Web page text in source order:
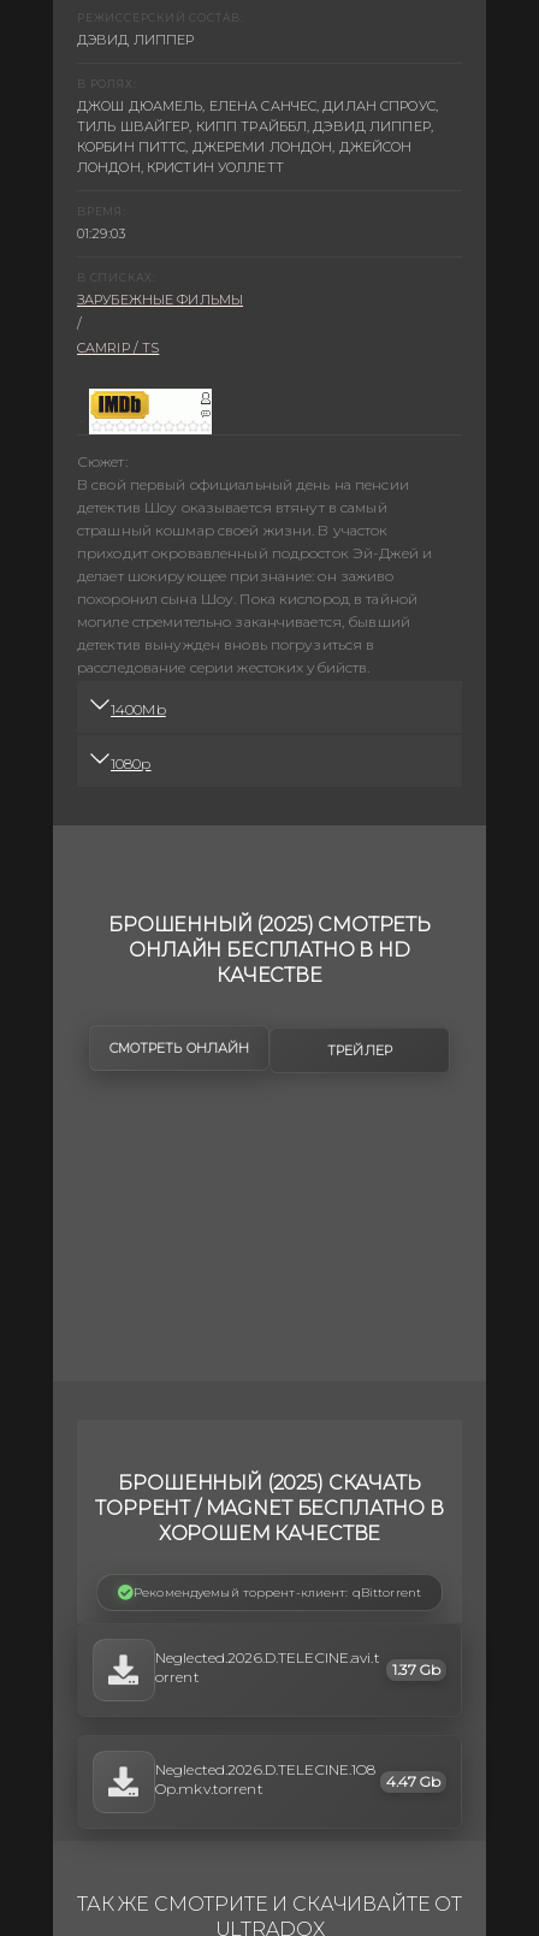
РЕЖИССЕРСКИЙ СОСТАВ:
ДЭВИД ЛИППЕР
В РОЛЯХ:
ДЖОШ ДЮАМЕЛЬ, ЕЛЕНА САНЧЕС, ДИЛАН СПРОУС,
ТИЛЬ ШВАЙГЕР, КИПП ТРАЙББЛ, ДЭВИД ЛИППЕР,
КОРБИН ПИТТС, ДЖЕРЕМИ ЛОНДОН, ДЖЕЙСОН
ЛОНДОН, КРИСТИН УОЛЛЕТТ
ВРЕМЯ:
01:29:03
В СПИСКАХ:
ЗАРУБЕЖНЫЕ ФИЛЬМЫ
/
CAMRIP / TS
Сюжет:
В свой первый официальный день на пенсии
детектив Шоу оказывается втянут в самый
страшный кошмар своей жизни. В участок
приходит окровавленный подросток Эй-Джей и
делает шокирующее признание: он заживо
похоронил сына Шоу. Пока кислород в тайной
могиле стремительно заканчивается, бывший
детектив вынужден вновь погрузиться в
расследование серии жестоких убийств.
1400Mb
1080p
БРОШЕННЫЙ (2025) СМОТРЕТЬ
ОНЛАЙН БЕСПЛАТНО В HD
КАЧЕСТВЕ
СМОТРЕТЬ ОНЛАЙН ТРЕЙЛЕР
БРОШЕННЫЙ (2025) СКАЧАТЬ
ТОРРЕНТ / MAGNET БЕСПЛАТНО В
ХОРОШЕМ КАЧЕСТВЕ
Рекомендуемый торрент-клиент: qBittorrent
Neglected.2026.D.TELECINE.avi.t
orrent
1.37 Gb
Neglected.2026.D.TELECINE.1O8
Op.mkv.torrent
4.47 Gb
ТАК ЖЕ СМОТРИТЕ И СКАЧИВАЙТЕ ОТ
ULTRADOX